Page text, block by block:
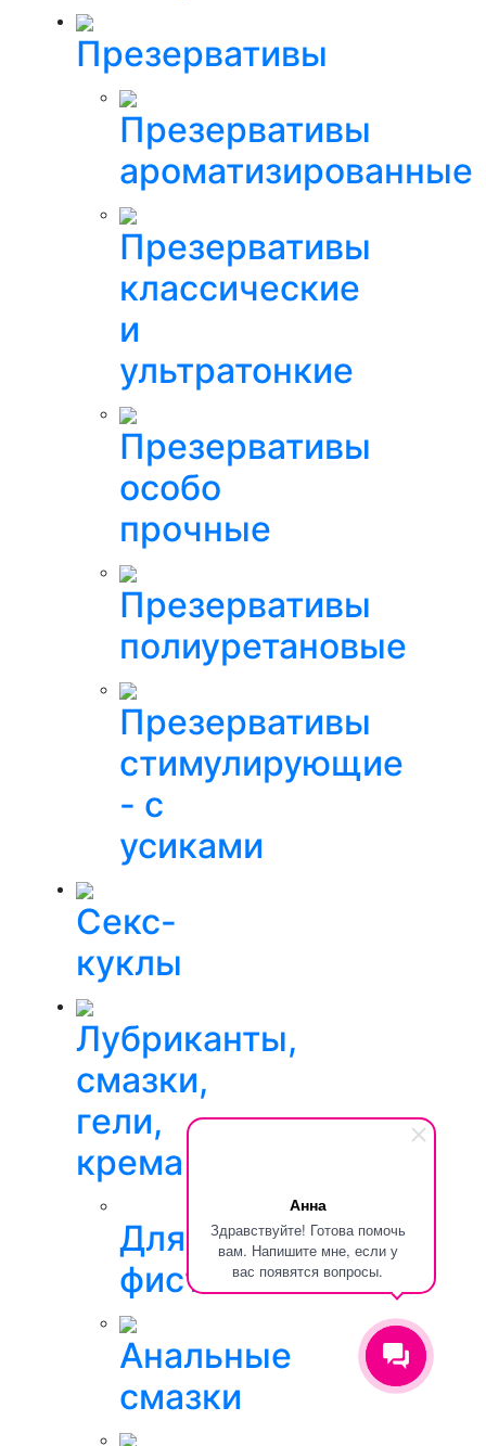
Анна
Здравствуйте! Готова помочь
вам. Напишите мне, если у
вас появятся вопросы.
Презервативы
Презервативы
ароматизированные
Презервативы
классические
и
ультратонкие
Презервативы
особо
прочные
Презервативы
полиуретановые
Презервативы
стимулирующие
- с
усиками
Секс-
куклы
Лубриканты,
смазки,
гели,
крема
Для
фистинга
Анальные
смазки